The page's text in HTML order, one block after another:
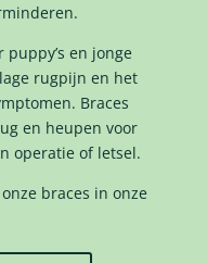
puppy’s en jonge
rugpijn en het
Braces
en heupen voor
operatie of letsel.
braces in onze